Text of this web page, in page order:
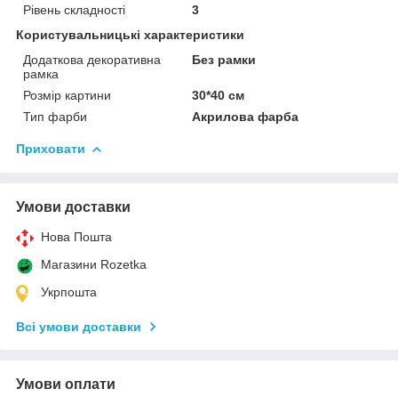
Рівень складності
3
Користувальницькі характеристики
Додаткова декоративна
рамка
Без рамки
Розмір картини
30*40 см
Тип фарби
Акрилова фарба
Приховати
Умови доставки
Нова Пошта
Магазини Rozetka
Укрпошта
Всі умови доставки
Умови оплати